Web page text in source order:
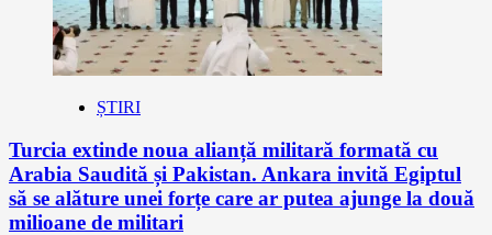
ȘTIRI
Turcia extinde noua alianță militară formată cu
Arabia Saudită și Pakistan. Ankara invită Egiptul
să se alăture unei forțe care ar putea ajunge la două
milioane de militari